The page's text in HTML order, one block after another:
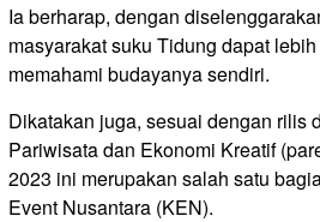
Ia berharap, dengan
masyarakat suku Tidung dapat
memahami budayanya sendiri.
Dikatakan juga, sesuai dengan rilis
Pariwisata dan Ekonomi Kreatif
2023 ini merupakan salah satu
Event Nusantara (KEN).